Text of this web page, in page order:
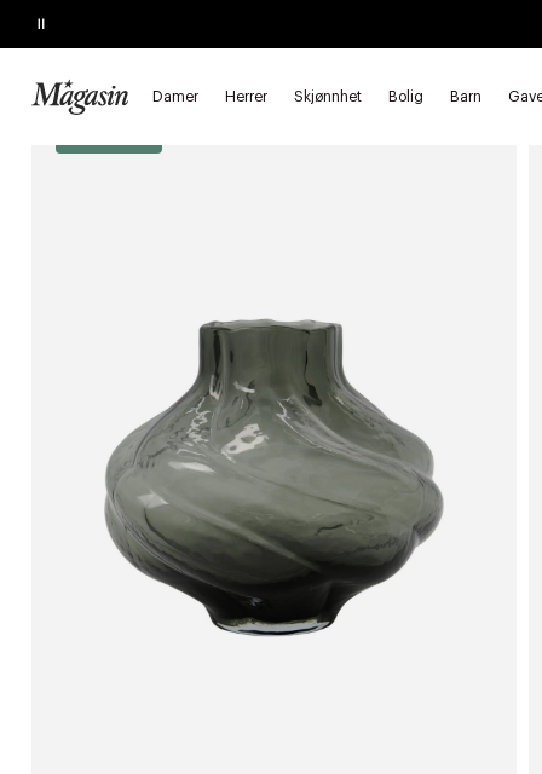
Pause
Damer Herrer Skjønnhet Bolig Barn
KJEMPETILBUD
Forside